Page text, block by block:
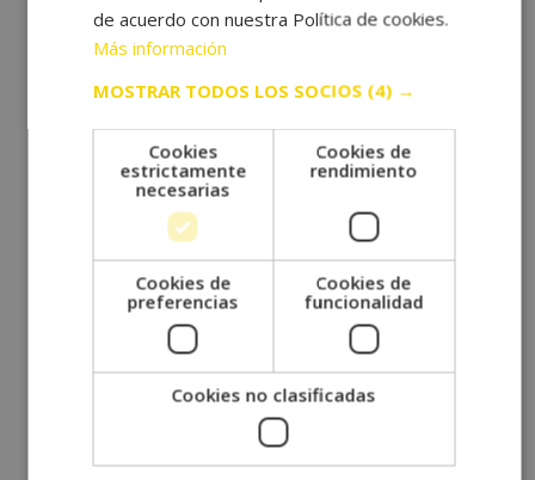
para cada nivel
Comentarios recientes
Archivos
de acuerdo con nuestra Política de cookies.
Más información
MOSTRAR TODOS LOS SOCIOS (4) →
Cookies
estrictamente
necesarias
Cookies de
rendimiento
Cookies de
preferencias
Cookies de
funcionalidad
Cookies no clasificadas